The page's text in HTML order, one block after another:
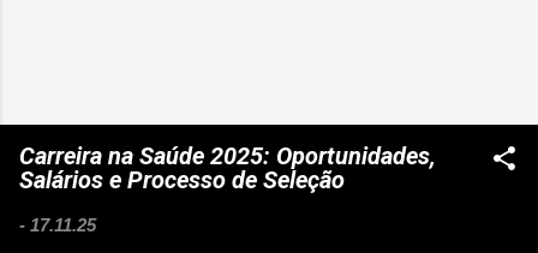
Carreira na Saúde 2025: Oportunidades,
Salários e Processo de Seleção
- 17.11.25